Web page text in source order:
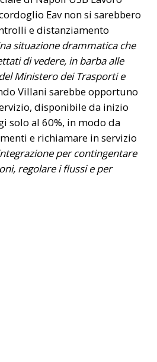
Eav non si sarebbero
e distanziamento
situazione drammatica che
di vedere, in barba alle
Ministero dei Trasporti e
Villani sarebbe opportuno
disponibile da inizio
solo al 60%, in modo da
e richiamare in servizio
per contingentare
regolare i flussi e per